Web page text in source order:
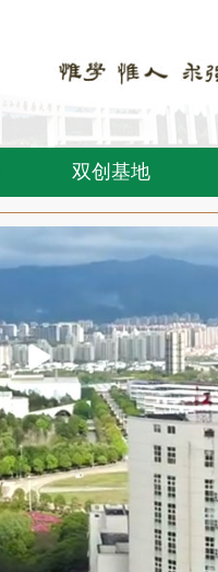
双创基地